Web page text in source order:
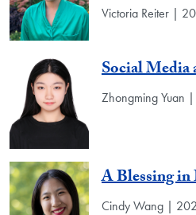
Victoria Reiter |
Social Media
Zhongming Yuan
A Blessing
Cindy Wang |